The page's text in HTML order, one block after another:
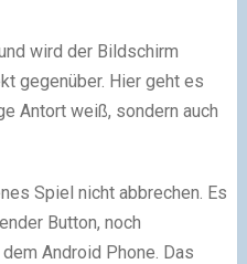
wird der Bildschirm
gegenüber. Hier geht es
Antort weiß, sondern auch
Spiel nicht abbrechen. Es
Button, noch
Android Phone. Das